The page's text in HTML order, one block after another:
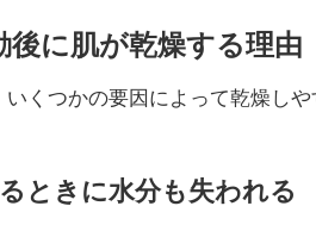
後に肌が乾燥する理由
くつかの要因によって乾燥しや
ときに水分も失われる